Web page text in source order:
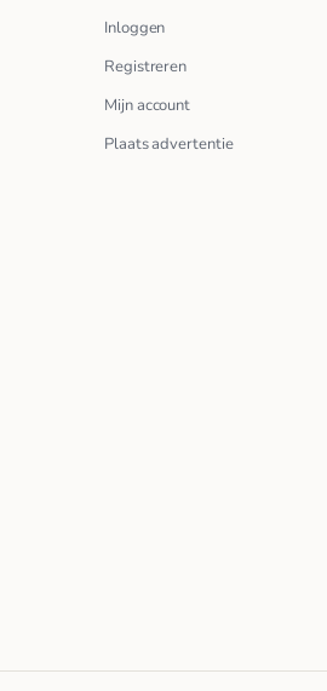
Inloggen
Registreren
Mijn account
Plaats advertentie